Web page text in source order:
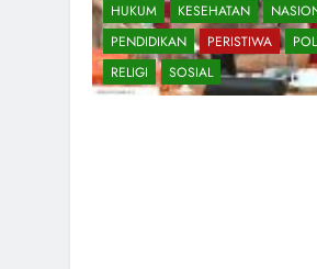
HUKUM
KESEHATAN
PENDIDIKAN
PERISTIWA
RELIGI
SOSIAL